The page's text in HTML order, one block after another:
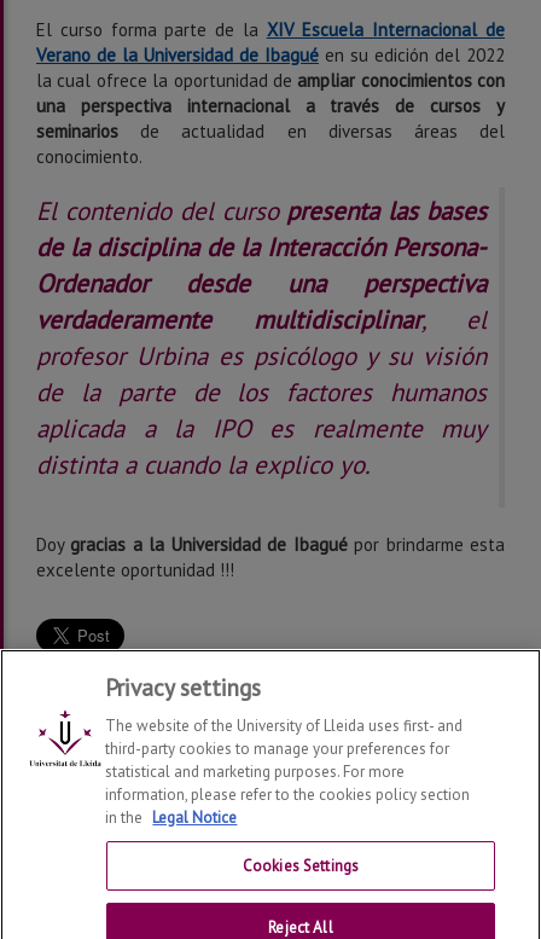
El curso forma parte de la XIV Escuela Internacional de
Verano de la Universidad de Ibagué en su edición del 2022
la cual ofrece la oportunidad de ampliar conocimientos con
una perspectiva internacional a través de cursos y
seminarios de actualidad en diversas áreas del
conocimiento.
El contenido del curso presenta las bases
de la disciplina de la Interacción Persona-
Ordenador desde una perspectiva
verdaderamente multidisciplinar, el
profesor Urbina es psicólogo y su visión
de la parte de los factores humanos
aplicada a la IPO es realmente muy
distinta a cuando la explico yo.
Doy gracias a la Universidad de Ibaguépor brindarme esta
excelente oportunidad !!!
Grup de Recerca en Interacció Persona Ordinador i
Integració de Dades2026
Contact
Privacy settings
The website of the University of Lleida uses first- and
third-party cookies to manage your preferences for
statistical and marketing purposes. For more
information, please refer to the cookies policy section
in the Legal Notice
Cookies Settings
Reject All